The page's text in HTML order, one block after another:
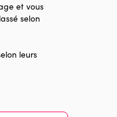
et vous
selon
leurs